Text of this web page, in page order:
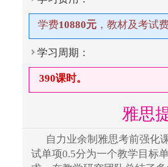
学费10880元 ，教材及考试
学习周期：
390课时。
雅思
自力业余制雅思考前强化
试单项0.5分为一个教学目标